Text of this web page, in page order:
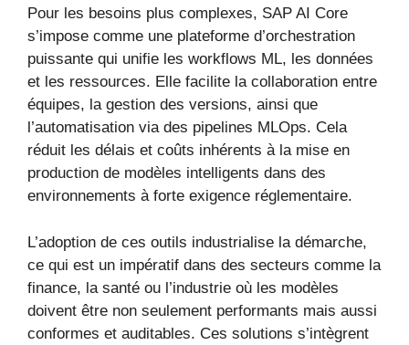
Pour les besoins plus complexes, SAP AI Core
s’impose comme une plateforme d’orchestration
puissante qui unifie les workflows ML, les données
et les ressources. Elle facilite la collaboration entre
équipes, la gestion des versions, ainsi que
l’automatisation via des pipelines MLOps. Cela
réduit les délais et coûts inhérents à la mise en
production de modèles intelligents dans des
environnements à forte exigence réglementaire.
L’adoption de ces outils industrialise la démarche,
ce qui est un impératif dans des secteurs comme la
finance, la santé ou l’industrie où les modèles
doivent être non seulement performants mais aussi
conformes et auditables. Ces solutions s’intègrent